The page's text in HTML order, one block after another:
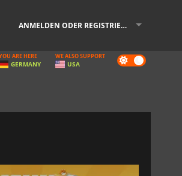
ANMELDEN ODER REGISTRIEREN
Dark
mode
ARE HERE
GERMANY
WE ALSO SUPPORT
USA